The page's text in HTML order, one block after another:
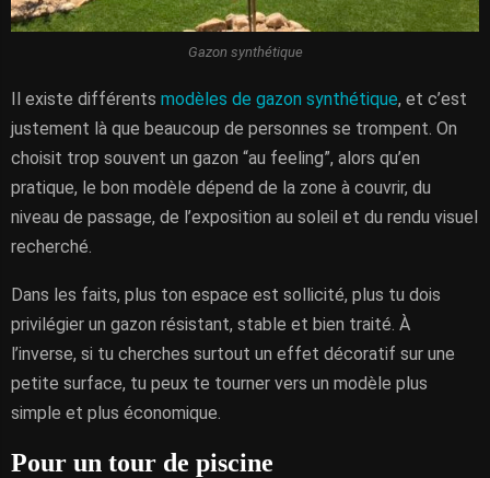
Gazon synthétique
Il existe différents modèles de gazon synthétique, et c’est
justement là que beaucoup de personnes se trompent. On
choisit trop souvent un gazon “au feeling”, alors qu’en
pratique, le bon modèle dépend de la zone à couvrir, du
niveau de passage, de l’exposition au soleil et du rendu visuel
recherché.
Dans les faits, plus ton espace est sollicité, plus tu dois
privilégier un gazon résistant, stable et bien traité. À
l’inverse, si tu cherches surtout un effet décoratif sur une
petite surface, tu peux te tourner vers un modèle plus
simple et plus économique.
Pour un tour de piscine